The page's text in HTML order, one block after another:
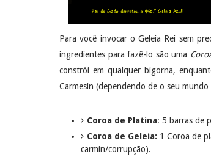
Para você invocar o Geleia Rei sem
ingredientes para fazê-lo são uma
constrói em qualquer bigorna,
Carmesin (dependendo de o seu
Coroa de Platina: 5 barras de
Coroa de Geleia: 1 Coroa de
carmin/corrupção).